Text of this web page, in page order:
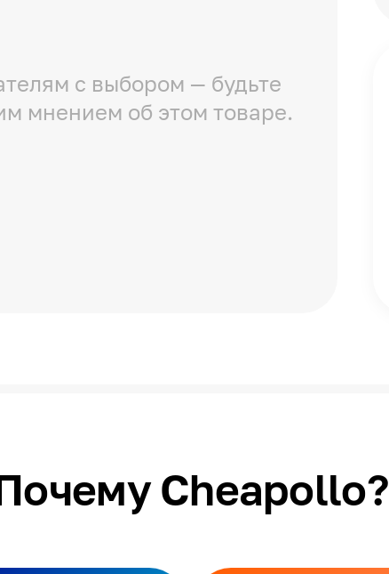
с выбором — будьте
мнением об этом товаре.
Cheapollo?